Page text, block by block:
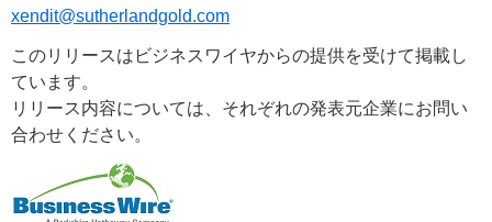
xendit@sutherlandgold.com
このリリースはビジネスワイヤからの提供を受けて掲載し
ています。
リリース内容については、それぞれの発表元企業にお問い
合わせください。